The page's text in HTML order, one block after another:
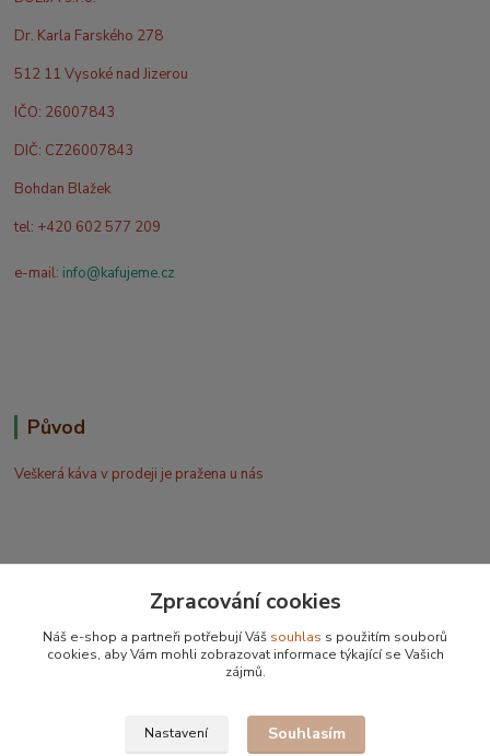
Dr. Karla Farského 278
512 11 Vysoké nad Jizerou
IČO: 26007843
DIČ: CZ26007843
Bohdan Blažek
tel: +420 602 577 209
e-mail: info@kafujeme.cz
Původ
Veškerá káva v prodeji je pražena u nás
+420 602 577 209
Zpracování cookies
Náš e-shop a partneři potřebují Váš souhlas s použitím souborů
cookies, aby Vám mohli zobrazovat informace týkající se Vašich
zájmů.
Nastavení Souhlasím